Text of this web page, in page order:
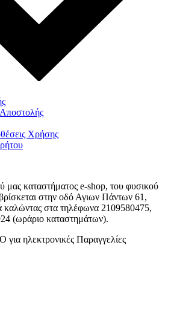
Χρήσης
μας καταστήματος e-shop, του φυσικού
στην οδό Αγιων Πάντων 61,
καλώντας στα τηλέφωνα 2109580475,
(ωράριο καταστημάτων).
ηλεκτρονικές Παραγγελίες